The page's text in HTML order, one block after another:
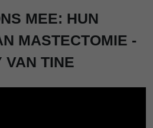
MEE: HUN
MASTECTOMIE -
VAN TINE